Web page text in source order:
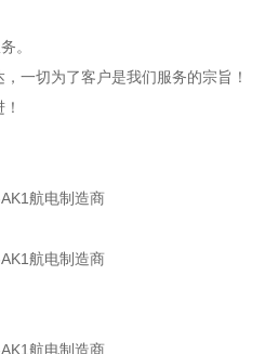
。
一切为了客户是我们服务的宗旨！